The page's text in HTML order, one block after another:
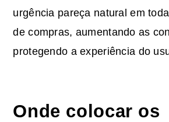
urgência pareça natural em
de compras, aumentando as
protegendo a experiência do
Onde colocar os